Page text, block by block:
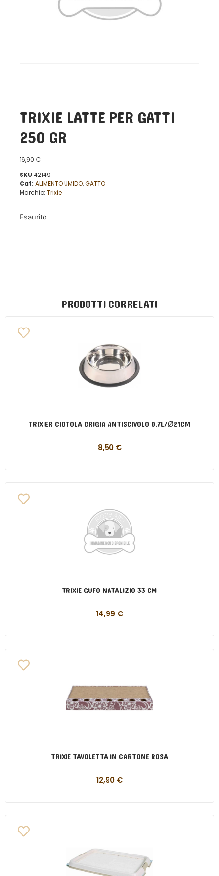
TRIXIE LATTE PER GATTI
250 GR
16,90 €
SKU 42149
Cat: ALIMENTO UMIDO,GATTO
Marchio: Trixie
Esaurito
PRODOTTI CORRELATI
TRIXIER CIOTOLA GRIGIA ANTISCIVOLO 0.7L/Ø21CM
8,50 €
TRIXIE GUFO NATALIZIO 33 CM
14,99 €
TRIXIE TAVOLETTA IN CARTONE ROSA
12,90 €